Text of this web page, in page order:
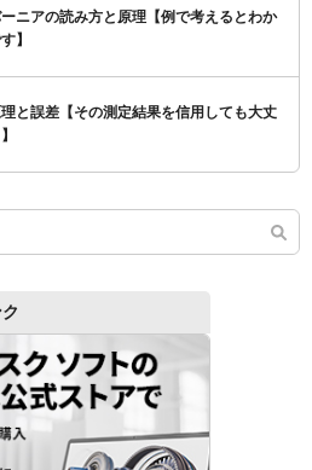
ニアの読み方と原理【例で考えるとわか
】
と誤差【その測定結果を信用しても大丈